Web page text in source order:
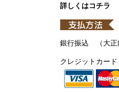
詳しくはコチラ
銀行振込 （大正
クレジットカー